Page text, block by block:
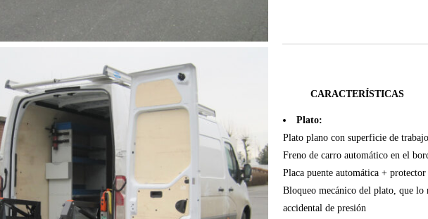
CARACTERÍSTICAS
Plato:
Plato plano con superficie de
Freno de carro automático en el
Placa puente automática +
Bloqueo mecánico del plato, que lo
accidental de presión